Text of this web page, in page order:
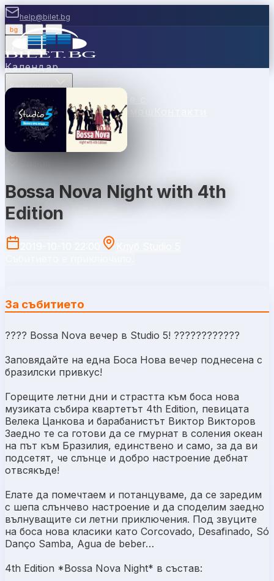
help@bilet.bg
bg |
Вход
Календар
Категории
Места Каси
Продавайте с
насВаучериНовиниПомощ
София
Bossa Nova Night with 4th
Edition
За събитието
???? Bossa Nova вечер в Studio 5! ????????????
Заповядайте на една Боса Нова вечер поднесена с
бразилски привкус!
Горещите летни дни и страстта към боса нова
музиката събира квартетът 4th Edition, певицата
Велека Цанкова и барабанистът Виктор Викторов
Заедно те са готови да се гмурнат в соления океан
на път към Бразилия, единствено и само, за да ви
подсетят, че слънце и добро настроение дебнат
отвсякъде!
Елате да помечтаем и потанцуваме, да се заредим
с шепа слънчево настроение и да споделим заедно
вълнуващите си летни приключения. Под звуците
на боса нова класики като Corcovado, Desafinado, Só
Danço Samba, Agua de beber…
4th Edition *Bossa Nova Night* в състав: